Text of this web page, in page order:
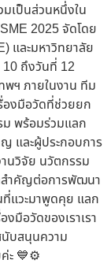
เป็นส่วนหนึ่งใน
2025 จัดโดย
และมหาวิทยาลัย
ถึงวันที่ 12
พฯ ภายในงาน ทีม
องมือวัดที่ช่วยยก
ม พร้อมร่วมแลก
และผู้ประกอบการ
นวิจัย นวัตกรรม
สำคัญต่อการพัฒนา
แวะมาพูดคุย แลก
งมือวัดของเราเรา
บสนุนความ
ะ 💙⚙️